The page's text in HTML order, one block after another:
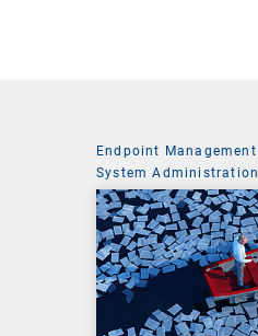
Endpoint Management
System Administration